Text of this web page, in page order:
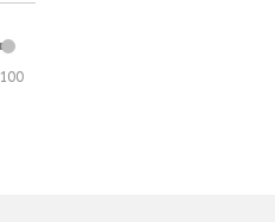
100